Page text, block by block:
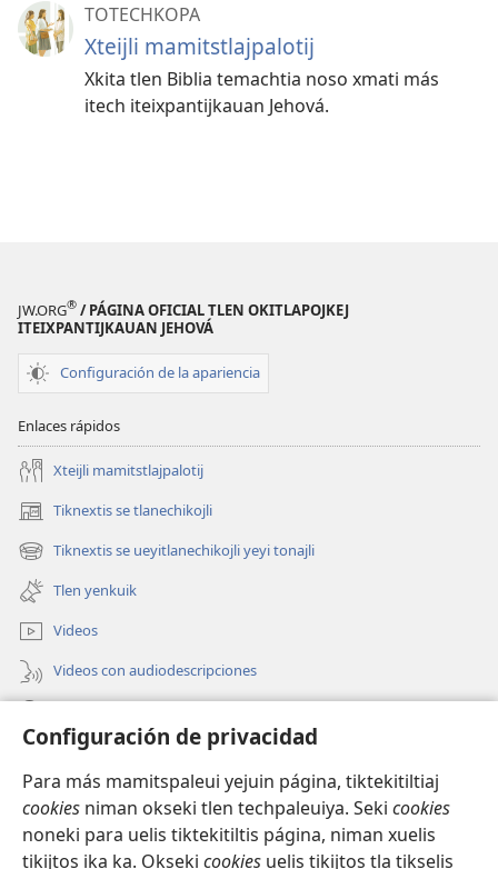
Configuración de privacidad
Para más mamitspaleui yejuin página, tiktekitiltiaj
cookies niman okseki tlen techpaleuiya. Seki cookies
noneki para uelis tiktekitiltis página, niman xuelis
tikijtos ika ka. Okseki cookies uelis tikijtos tla tikselis
TOTECHKOPA
Xteijli mamitstlajpalotij
Xkita tlen Biblia temachtia noso xmati más
itech iteixpantijkauan Jehová.
JW.ORG® / PÁGINA OFICIAL TLEN OKITLAPOJKEJ
ITEIXPANTIJKAUAN JEHOVÁ
Configuración de la apariencia
Enlaces rápidos
Xteijli mamitstlajpalotij
Tiknextis se tlanechikojli
(abre
una
nueva
ventana)
Tiknextis se ueyitlanechikojli yeyi tonajli
(abre
una
nueva
ventana)
Tlen yenkuik
Videos
Videos con audiodescripciones
(abre
nueva
ventana)
Biblioteca ipan Internet Watchtower
(abre
una